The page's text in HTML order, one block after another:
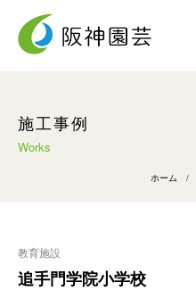
施工事例
施工事例
Works
ホーム /
教育施設
追手門学院小学校